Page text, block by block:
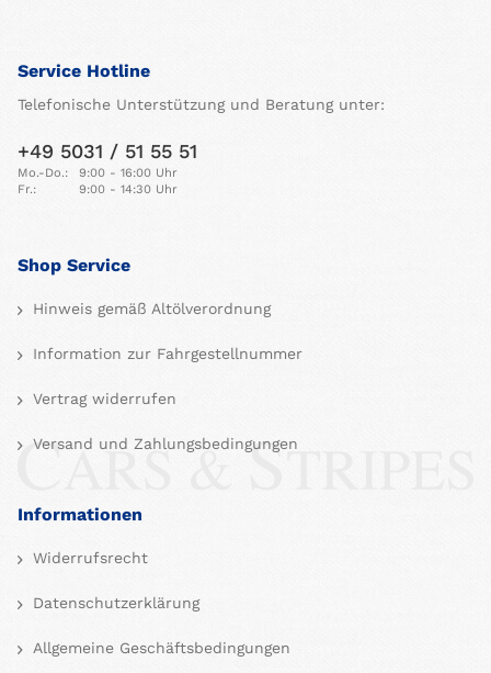
Service Hotline
Telefonische Unterstützung und Beratung unter:
+49 5031 / 51 55 51
Mo.-Do.:
9:00 - 16:00 Uhr
Fr.:
9:00 - 14:30 Uhr
Shop Service
Hinweis gemäß Altölverordnung
Information zur Fahrgestellnummer
Vertrag widerrufen
Versand und Zahlungsbedingungen
Informationen
Widerrufsrecht
Datenschutzerklärung
Allgemeine Geschäftsbedingungen